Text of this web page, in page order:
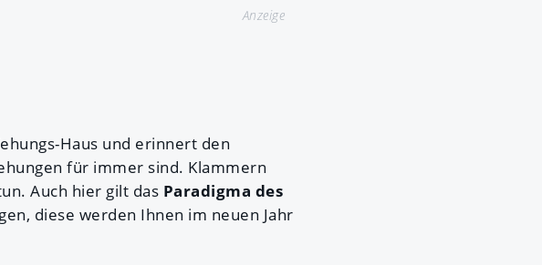
Anzeige
Haus und erinnert den
für immer sind. Klammern
Auch hier gilt das Paradigma des
diese werden Ihnen im neuen Jahr